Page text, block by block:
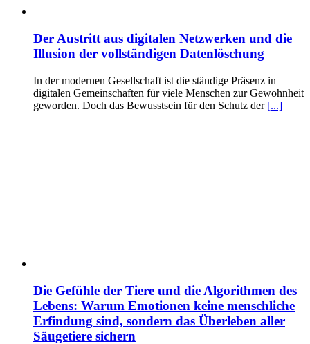
Der Austritt aus digitalen Netzwerken und die
Illusion der vollständigen Datenlöschung
In der modernen Gesellschaft ist die ständige Präsenz in
digitalen Gemeinschaften für viele Menschen zur Gewohnheit
geworden. Doch das Bewusstsein für den Schutz der [...]
Die Gefühle der Tiere und die Algorithmen des
Lebens: Warum Emotionen keine menschliche
Erfindung sind, sondern das Überleben aller
Säugetiere sichern